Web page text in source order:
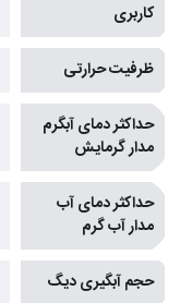
کاربری
ظرفیت حرارتی
حداکثر دمای آبگرم
مدار گرمایش
حداکثر دمای آب
مدار آب گرم
حجم آبگیری دیگ